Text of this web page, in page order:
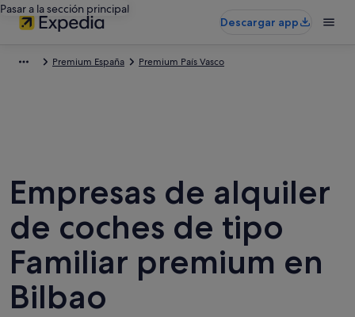
Pasar a la sección principal
Descargar app
Premium España Premium País Vasco
Empresas de alquiler
de coches de tipo
Familiar premium en
Bilbao